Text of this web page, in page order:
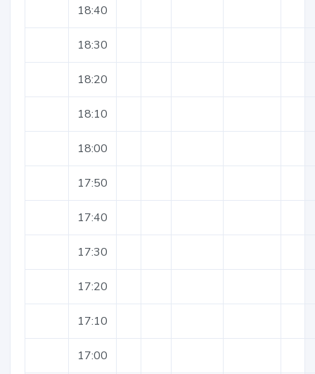
18:40
18:30
18:20
18:10
18:00
17:50
17:40
17:30
17:20
17:10
17:00